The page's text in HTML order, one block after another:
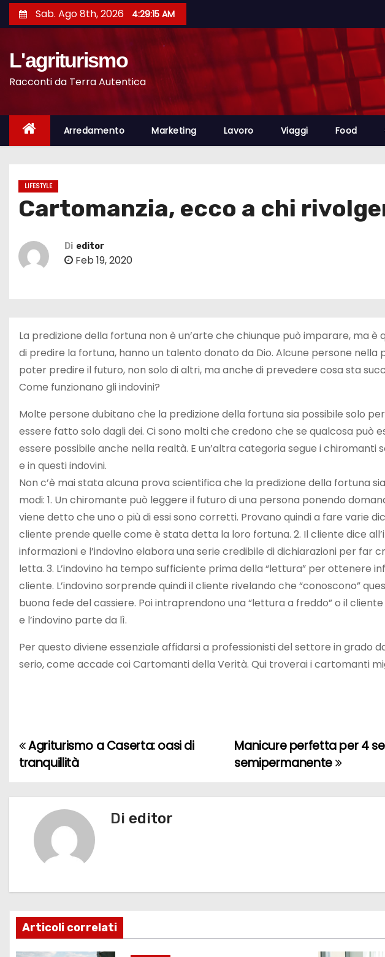
a
o
Sab. Ago 8th, 2026 4:29:16 AM
L'agriturismo
Racconti da Terra Autentica
Arredamento Marketing Lavoro Viaggi Food
LIFESTYLE
Cartomanzia, ecco a chi
Di editor
Feb 19, 2020
La predizione della fortuna non è un’arte che chiunque può imparare, ma
di predire la fortuna, hanno un talento donato da Dio. Alcune persone
poter predire il futuro, non solo di altri, ma anche di prevedere cosa sta
Come funzionano gli indovini?
Molte persone dubitano che la predizione della fortuna sia possibile solo
essere fatto solo dagli dei. Ci sono molti che credono che se qualcosa può
essere possibile anche nella realtà. E un’altra categoria segue i chiromanti
e in questi indovini.
Non c’è mai stata alcuna prova scientifica che la predizione della fortuna
modi: 1. Un chiromante può leggere il futuro di una persona ponendo
viene detto che uno o più di essi sono corretti. Provano quindi a fare varie
cliente prende quelle come è stata detta la loro fortuna. 2. Il cliente dice
informazioni e l’indovino elabora una serie credibile di dichiarazioni per far
letta. 3. L’indovino ha tempo sufficiente prima della “lettura” per ottenere
cliente. L’indovino sorprende quindi il cliente rivelando che “conoscono”
buona fede del cassiere. Poi intraprendono una “lettura a freddo” o il
e l’indovino parte da lì.
Per questo diviene essenziale affidarsi a professionisti del settore in grado
serio, come accade coi Cartomanti della Verità. Qui troverai i cartomanti
N
v
i
Manicure perfetta per 4
semipermanente
Agriturismo a Caserta: oasi di
tranquillità
Di editor
Articoli correlati